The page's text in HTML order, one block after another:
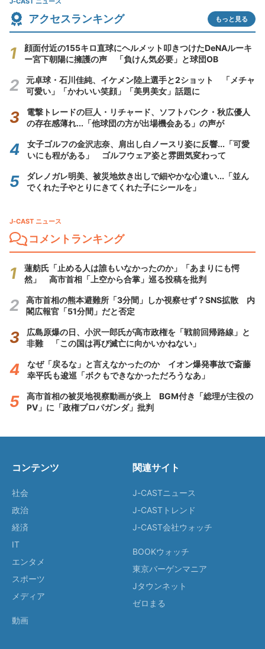
アクセスランキング もっと見る
顔面付近の155キロ直球にヘルメット叩きつけたDeNAルーキ
ー宮下朝陽に擁護の声 「負けん気必要」と球団OB
元卓球・石川佳純、イケメン陸上選手と2ショット 「メチャ
可愛い」「かわいい笑顔」「美男美女」話題に
電撃トレードの巨人・リチャード、ソフトバンク・秋広優人
の存在感薄れ...「他球団の方が出場機会ある」の声が
女子ゴルフの金沢志奈、肩出し白ノースリ姿に反響...「可愛
いにも程がある」 ゴルフウェア姿と雰囲気変わって
ダレノガレ明美、被災地炊き出しで細やかな心遣い...「並ん
でくれた子やとりにきてくれた子にシールを」
J-CAST ニュース
コメントランキング
蓮舫氏「止める人は誰もいなかったのか」「あまりにも愕
然」 高市首相「上空から合掌」巡る投稿を批判
高市首相の熊本避難所「3分間」しか視察せず？SNS拡散 内
閣広報官「51分間」だと否定
広島原爆の日、小沢一郎氏が高市政権を「戦前回帰路線」と
非難 「この国は再び滅亡に向かいかねない」
なぜ「戻るな」と言えなかったのか イオン爆発事故で斎藤
幸平氏も逡巡「ボクもできなかっただろうなあ」
高市首相の被災地視察動画が炎上 BGM付き「総理が主役の
PV」に「政権プロパガンダ」批判
コンテンツ
社会
政治
経済
IT
エンタメ
スポーツ
メディア
動画
関連サイト
J-CASTニュース
J-CASTトレンド
J-CAST会社ウォッチ
BOOKウォッチ
東京バーゲンマニア
Jタウンネット
ゼロまる